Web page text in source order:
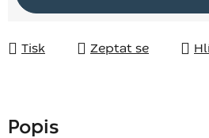
Tisk Zeptat se
Popis